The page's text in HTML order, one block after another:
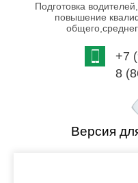
Подготовка
повышение
+7
8
Версия